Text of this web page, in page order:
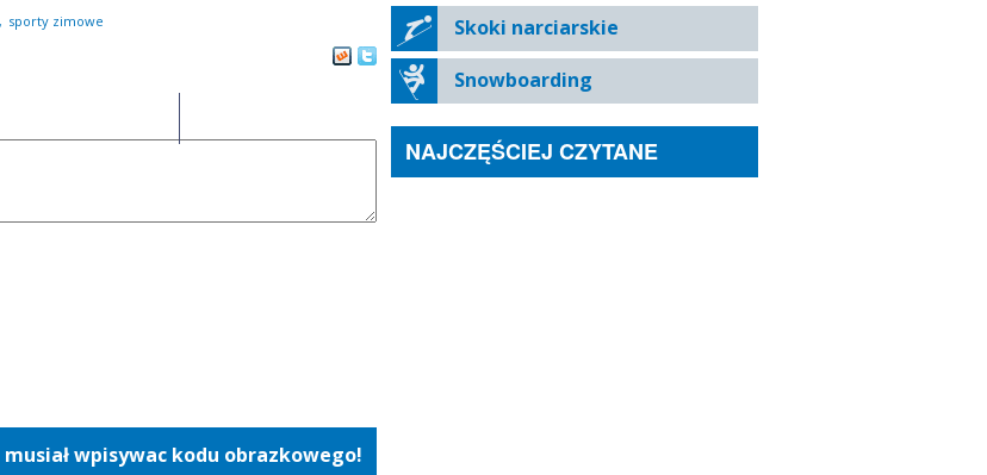
, sporty zimowe
wpisywac kodu obrazkowego!
Skoki narciarskie
Snowboarding
NAJCZĘŚCIEJ CZYTANE